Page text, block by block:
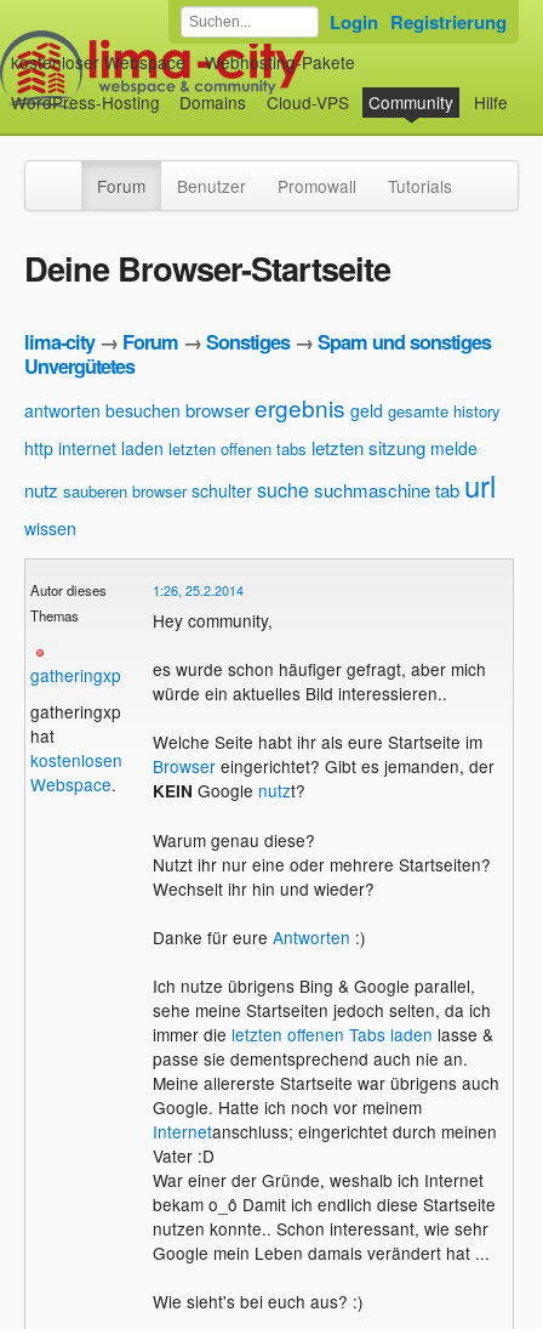
kostenloser Webspace
Webhosting-Pakete
WordPress-Hosting
Domains Cloud-VPS Community Hilfe
Login Registrierung
Forum Benutzer Promowall Tutorials
Deine Browser-Startseite
lima-city→ Forum →Sonstiges→Spam und sonstiges
Unvergütetes
antworten besuchen browserergebnis geld gesamte history
http internet laden letzten offenen tabs letzten sitzung melde
nutz sauberen browser schulter suchesuchmaschinetab url
wissen
Autor dieses
Themas
gatheringxp
gatheringxp
hat
kostenlosen
Webspace.
1:26, 25.2.2014
Hey community,
es wurde schon häufiger gefragt, aber mich
würde ein aktuelles Bild interessieren..
Welche Seite habt ihr als eure Startseite im
Browsereingerichtet? Gibt es jemanden, der
KEIN Google nutzt?
Warum genau diese?
Nutzt ihr nur eine oder mehrere Startseiten?
Wechselt ihr hin und wieder?
Danke für eure Antworten :)
Ich nutze übrigens Bing & Google parallel,
sehe meine Startseiten jedoch selten, da ich
immer die letzten offenen Tabs laden lasse &
passe sie dementsprechend auch nie an.
Meine allererste Startseite war übrigens auch
Google. Hatte ich noch vor meinem
Internetanschluss; eingerichtet durch meinen
Vater :D
War einer der Gründe, weshalb ich Internet
bekam o_ô Damit ich endlich diese Startseite
nutzen konnte.. Schon interessant, wie sehr
Google mein Leben damals verändert hat ...
Wie sieht's bei euch aus? :)